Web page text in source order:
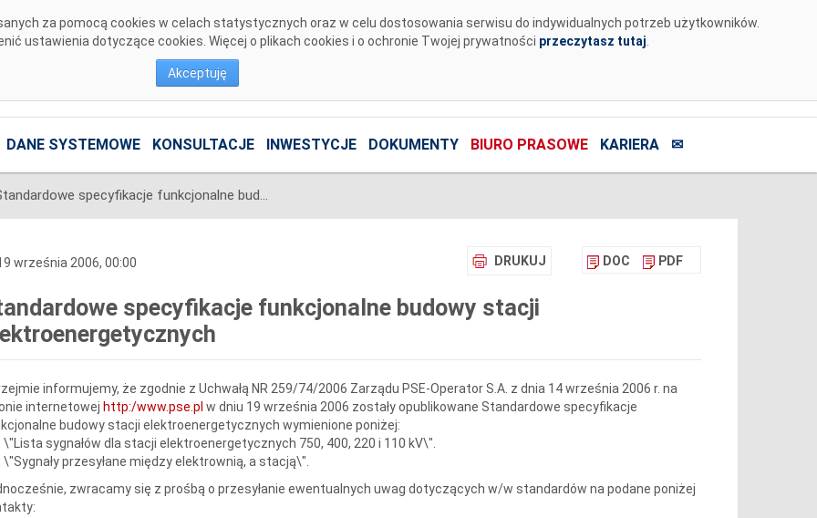
za pomocą cookies w celach statystycznych oraz w celu dostosowania serwisu do indywidualnych potrzeb użytkowników.
ustawienia dotyczące cookies. Więcej o plikach cookies i o ochronie Twojej prywatności przeczytasz tutaj
Akceptuję
DANE SYSTEMOWE KONSULTACJE INWESTYCJE DOKUMENTY BIURO PRASOWE KARIERA ✉
Standardowe specyfikacje funkcjonalne budowy stacji elektroenergetycznych
DRUKUJ DOC PDF
września 2006, 00:00
specyfikacje funkcjonalne budowy stacji
informujemy, że zgodnie z Uchwałą NR 259/74/2006 Zarządu PSE-Operator S.A. z dnia 14 września 2006 r. na
internetowej http:/www.pse.pl w dniu 19 września 2006 zostały opublikowane Standardowe specyfikacje
budowy stacji elektroenergetycznych wymienione poniżej:
\"Lista sygnałów dla stacji elektroenergetycznych 750, 400, 220 i 110 kV\".
\"Sygnały przesyłane między elektrownią, a stacją\".
zwracamy się z prośbą o przesyłanie ewentualnych uwag dotyczących w/w standardów na podane poniżej